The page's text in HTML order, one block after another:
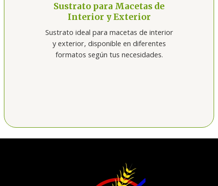
Sustrato para Macetas de
Interior y Exterior
Sustrato ideal para macetas de interior
y exterior, disponible en diferentes
formatos según tus necesidades.